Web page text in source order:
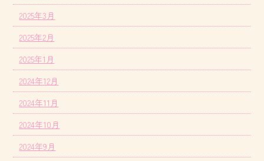
2025年3月
2025年2月
2025年1月
2024年12月
2024年11月
2024年10月
2024年9月